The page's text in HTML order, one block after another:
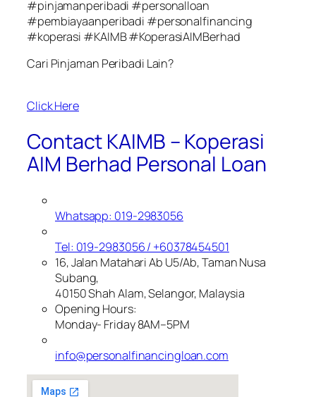
#pinjamanperibadi #personalloan
#pembiayaanperibadi #personalfinancing
#koperasi #KAIMB #KoperasiAIMBerhad
Cari Pinjaman Peribadi Lain?
Click Here
Contact KAIMB – Koperasi
AIM Berhad Personal Loan
Whatsapp: 019-2983056
Tel: 019-2983056 / +60378454501
16, Jalan Matahari Ab U5/Ab, Taman Nusa
Subang,
40150 Shah Alam, Selangor, Malaysia
Opening Hours:
Monday- Friday 8AM–5PM
info@personalfinancingloan.com